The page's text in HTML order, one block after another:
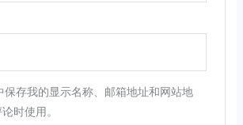
保存我的显示名称、邮箱地址和网站地
时使用。